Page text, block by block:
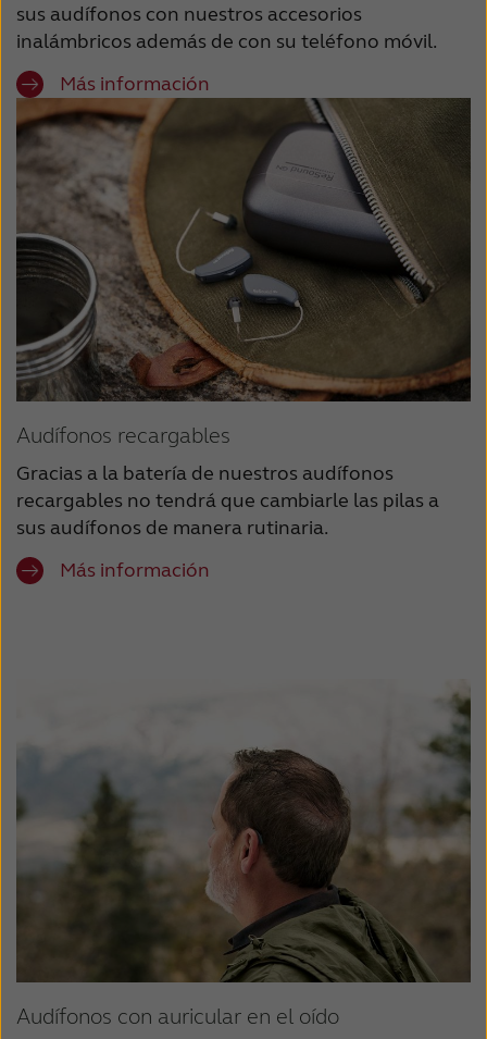
sus audífonos con nuestros accesorios
inalámbricos además de con su teléfono móvil.
Más información
Audífonos recargables
Gracias a la batería de nuestros audífonos
recargables no tendrá que cambiarle las pilas a
sus audífonos de manera rutinaria.
Más información
Audífonos con auricular en el oído